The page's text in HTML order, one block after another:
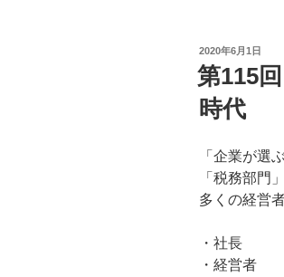
投
稿
日:
2020年6月1日
第115
時代
「企業が選
「税務部門
多くの経営
・社長
・経営者